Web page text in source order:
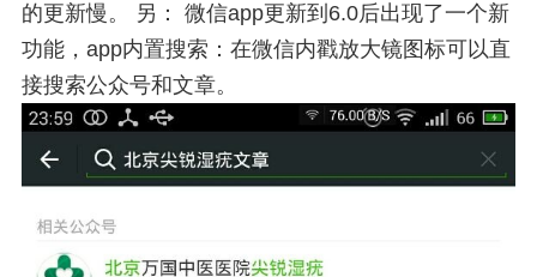
的更新慢。 另： 微信app更新到6.0后出现了一个新
功能，app内置搜索：在微信内戳放大镜图标可以直
接搜索公众号和文章。